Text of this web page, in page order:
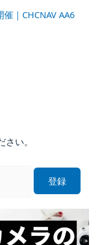
｜CHCNAV AA6
い。